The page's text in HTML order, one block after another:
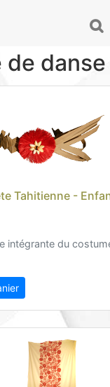
(6)
(33)
de danse
Tahitienne -
intégrante du